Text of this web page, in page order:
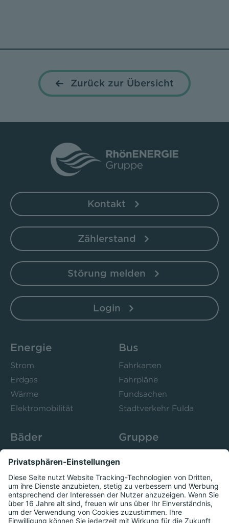
Zurück zur Übersicht
Kontakt
Zählerstand
Störung melden
Login
Energie
Strom
Erdgas
Wärme
Elektromobilität
Bus
Fahrkarten
Fahrpläne
Fundsachen
Stadtverkehr Fulda
Bäder
Freibad Rosenau
Stadtbad Esperanto
Kurse
Gruppe
Presse
Herzschlag
Datenschutzeinstellungen anzeigen